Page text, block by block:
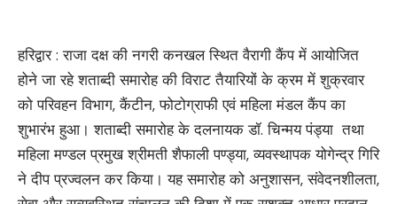
हरिद्वार : राजा दक्ष की नगरी कनखल स्थित वैरागी कैंप में आयोजित
होने जा रहे शताब्दी समारोह की विराट तैयारियों के क्रम में शुक्रवार
को परिवहन विभाग, कैंटीन, फोटोग्राफी एवं महिला मंडल कैंप का
शुभारंभ हुआ। शताब्दी समारोह के दलनायक डॉ. चिन्मय पंड्या तथा
महिला मण्डल प्रमुख श्रीमती शैफाली पण्ड्या, व्यवस्थापक योगेन्द्र गिरि
ने दीप प्रज्वलन कर किया। यह समारोह को अनुशासन, संवेदनशीलता,